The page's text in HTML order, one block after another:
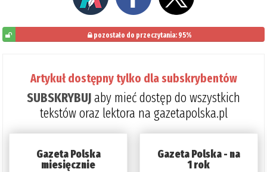
pozostało do przeczytania: 95%
Artykuł dostępny tylko dla subskrybentów
SUBSKRYBUJaby mieć dostęp do wszystkich
tekstów oraz lektora na gazetapolska.pl
Gazeta Polska
miesięcznie
Gazeta Polska - na
1 rok